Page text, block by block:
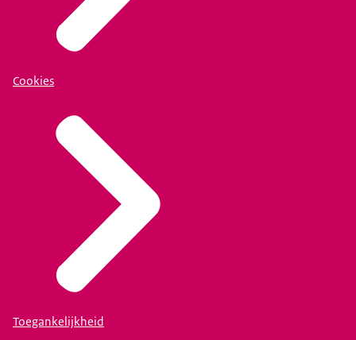
Cookies
Toegankelijkheid